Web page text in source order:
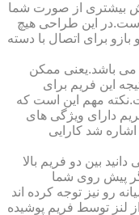
بیشتری از صورت شما
است.در این طراحی هیچ
برای اتصال با دسته
می باشد.یعنی ممکن
این فریم برای
مهم این است که
دارای ویژگی های
شد کارایی
بین دو فریم بالا
پیش روی شما
رو نیز توجه کرده اند
لنز توسط فریم پوشیده